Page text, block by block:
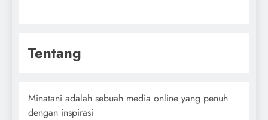
Tentang
Minatani adalah sebuah media online yang penuh
dengan inspirasi